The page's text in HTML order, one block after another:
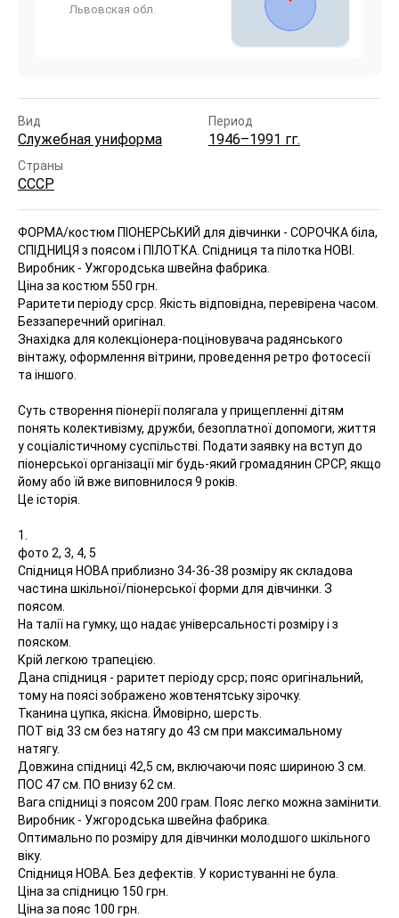
Львовская обл.
Вид
Служебная униформа
Период
1946–1991 гг.
Страны
СССР
ФОРМА/костюм ПІОНЕРСЬКИЙ для дівчинки - СОРОЧКА біла,
СПІДНИЦЯ з поясом і ПІЛОТКА. Спідниця та пілотка НОВІ.
Виробник - Ужгородська швейна фабрика.
Ціна за костюм 550 грн.
Раритети періоду срср. Якість відповідна, перевірена часом.
Беззаперечний оригінал.
Знахідка для колекціонера-поціновувача радянського
вінтажу, оформлення вітрини, проведення ретро фотосесії
та іншого.
Суть створення піонерії полягала у прищепленні дітям
понять колективізму, дружби, безоплатної допомоги, життя
у соціалістичному суспільстві. Подати заявку на вступ до
піонерської організації міг будь-який громадянин СРСР, якщо
йому або їй вже виповнилося 9 років.
Це історія.
1.
фото 2, 3, 4, 5
Спідниця НОВА приблизно 34-36-38 розміру як складова
частина шкільної/піонерської форми для дівчинки. З
поясом.
На талії на гумку, що надає універсальності розміру і з
пояском.
Крій легкою трапецією.
Дана спідниця - раритет періоду срср; пояс оригінальний,
тому на поясі зображено жовтенятську зірочку.
Тканина цупка, якісна. Ймовірно, шерсть.
ПОТ від 33 см без натягу до 43 см при максимальному
натягу.
Довжина спідниці 42,5 см, включаючи пояс шириною 3 см.
ПОС 47 см. ПО внизу 62 см.
Вага спідниці з поясом 200 грам. Пояс легко можна замінити.
Виробник - Ужгородська швейна фабрика.
Оптимально по розміру для дівчинки молодшого шкільного
віку.
Спідниця НОВА. Без дефектів. У користуванні не була.
Ціна за спідницю 150 грн.
Ціна за пояс 100 грн.